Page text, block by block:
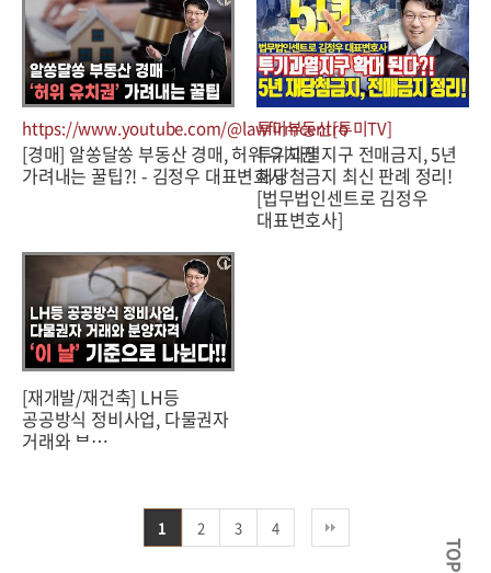
https://www.youtube.com/@lawfirmcentro
[경매] 알쏭달쏭 부동산 경매, 허위 유치권
가려내는 꿀팁?! - 김정우 대표변호사
투미부동산[투미TV]
투기과열지구 전매금지, 5년
재당첨금지 최신 판례 정리!
[법무법인센트로 김정우
대표변호사]
[재개발/재건축] LH등
공공방식 정비사업, 다물권자
거래와 ᄇ…
1 2 3 4
TOP